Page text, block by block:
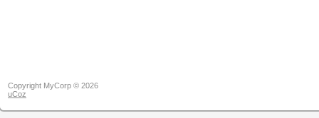
Copyright MyCorp © 2026
uCoz